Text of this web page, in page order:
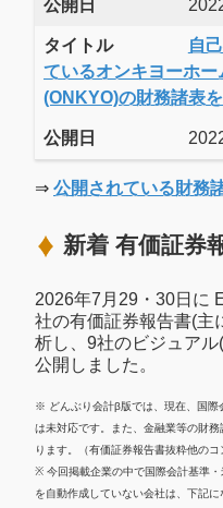
公開日
タイトル
自
ているオンキヨーホー
(ONKYO)の財務諸表
公開日
⇒ 公開されている財務
新着 有価証券
2026年7月29・30日に
社の有価証券報告書(主
析し、9社のビジュアル
公開しました。
※ どんぶり会計β版では、現在、国際
は未対応です。また、金融業等の財
ります。（有価証券報告書抜粋他のコ
※ 今回掲載企業の中で国際会計基準
を自動作成していない会社は、下記に